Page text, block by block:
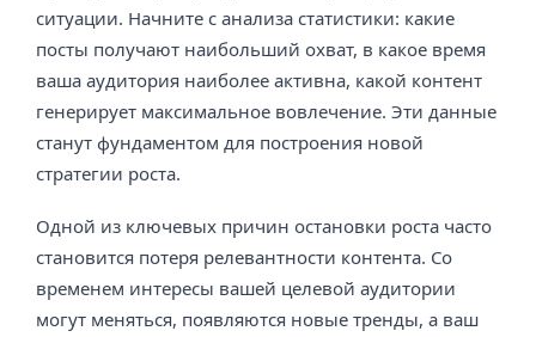
ситуации. Начните с анализа статистики: какие
посты получают наибольший охват, в какое время
ваша аудитория наиболее активна, какой контент
генерирует максимальное вовлечение. Эти данные
станут фундаментом для построения новой
стратегии роста.
Одной из ключевых причин остановки роста часто
становится потеря релевантности контента. Со
временем интересы вашей целевой аудитории
могут меняться, появляются новые тренды, а ваш